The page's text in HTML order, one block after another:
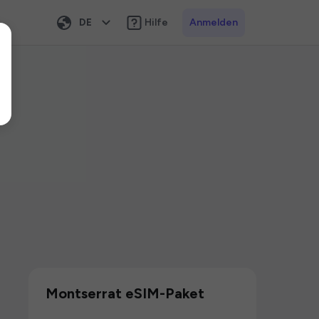
DE Hilfe Anmelden
Montserrat eSIM-Paket